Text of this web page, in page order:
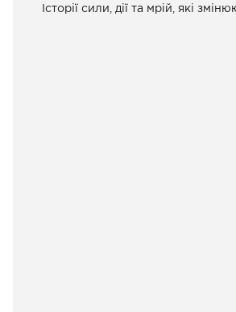
Історії сили, дії та мрій, які